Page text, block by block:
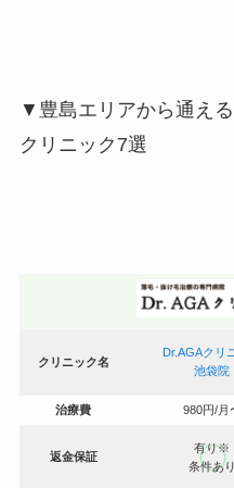
▼豊島エリアから通え
クリニック7選
クリニック名
Dr.AGAクリ
池袋院
治療費 980円/月
返金保証
有り※
条件あり